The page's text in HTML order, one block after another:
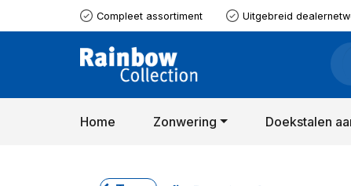
Compleet assortiment Uitgebreid
Home Zonwering Doekstalen